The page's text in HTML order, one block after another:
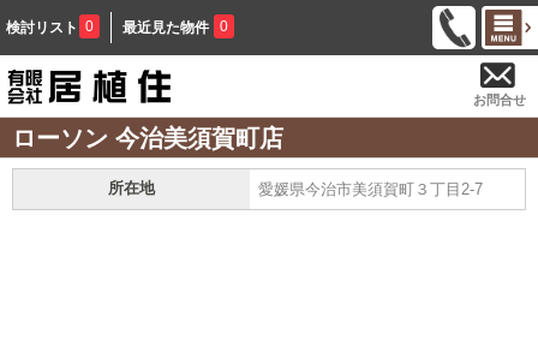
検討リスト 0 最近見た物件 0
お問合せ
ローソン 今治美須賀町店
所在地 愛媛県今治市美須賀町３丁目2-7